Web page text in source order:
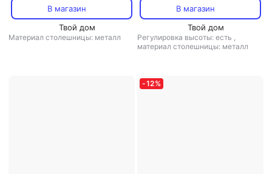
Металлизированный 95х30 см
(S)
В магазин
Твой дом
Материал столешницы: металл
В магазин
Твой дом
Регулировка высоты: есть ,
материал столешницы: металл
-12%